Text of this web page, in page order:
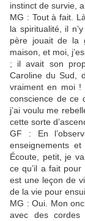
instinct de survie,
MG : Tout à fait.
la spiritualité, il
père jouait de la
maison, et moi,
; il avait son
Caroline du Sud,
vraiment en moi !
conscience de ce
j’ai voulu me
cette sorte
GF : En
enseignements
Écoute, petit, je
ce qu’il a fait pour
est une leçon de
de la vie pour
MG : Oui. Mon
avec des